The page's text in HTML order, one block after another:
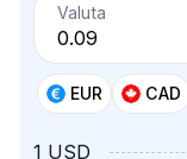
Valuta
EUR CAD
1 USD